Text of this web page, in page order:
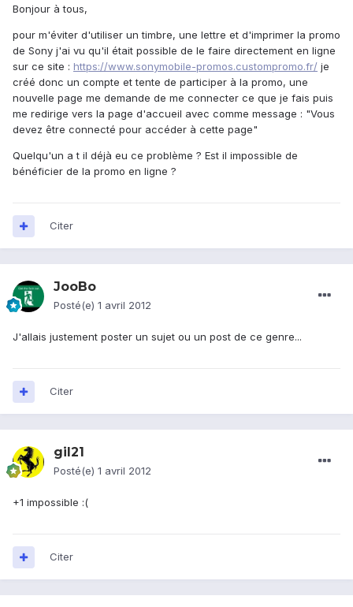
Bonjour à tous,
pour m'éviter d'utiliser un timbre, une lettre et d'imprimer la promo
de Sony j'ai vu qu'il était possible de le faire directement en ligne
sur ce site : https://www.sonymobile-promos.custompromo.fr/ je
créé donc un compte et tente de participer à la promo, une
nouvelle page me demande de me connecter ce que je fais puis
me redirige vers la page d'accueil avec comme message : "Vous
devez être connecté pour accéder à cette page"
Quelqu'un a t il déjà eu ce problème ? Est il impossible de
bénéficier de la promo en ligne ?
Citer
JooBo
Posté(e) 1 avril 2012
J'allais justement poster un sujet ou un post de ce genre...
Citer
gil21
Posté(e) 1 avril 2012
+1 impossible :(
Citer